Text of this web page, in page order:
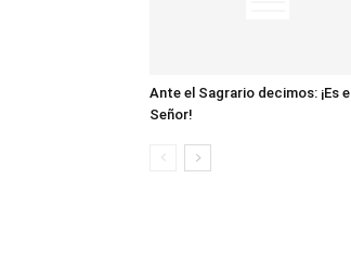
Ante el Sagrario decimos: ¡Es el
Señor!